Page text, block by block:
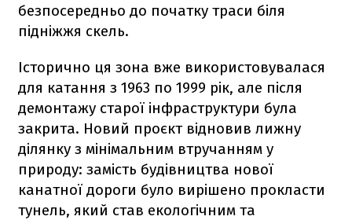
безпосередньо до початку траси біля
підніжжя скель.
Історично ця зона вже використовувалася
для катання з 1963 по 1999 рік, але після
демонтажу старої інфраструктури була
закрита. Новий проєкт відновив лижну
ділянку з мінімальним втручанням у
природу: замість будівництва нової
канатної дороги було вирішено прокласти
тунель, який став екологічним та